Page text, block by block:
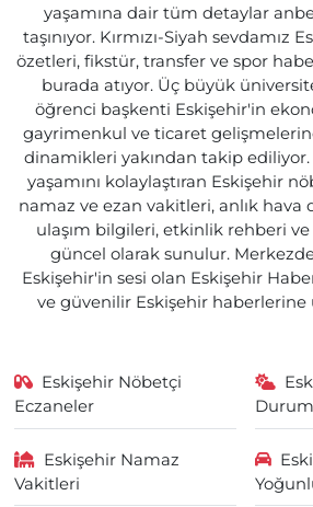
yaşamına dair tüm detaylar
taşınıyor. Kırmızı-Siyah sevdamız
özetleri, fikstür, transfer ve spor
burada atıyor. Üç büyük
öğrenci başkenti Eskişehir'in
gayrimenkul ve ticaret
dinamikleri yakından takip ediliyor.
yaşamını kolaylaştıran Eskişehir
namaz ve ezan vakitleri, anlık
ulaşım bilgileri, etkinlik rehberi
güncel olarak sunulur.
Eskişehir'in sesi olan Eskişehir
ve güvenilir Eskişehir haberlerine
Eskişehir Nöbetçi
Eczaneler
Eskişehir Namaz
Vakitleri